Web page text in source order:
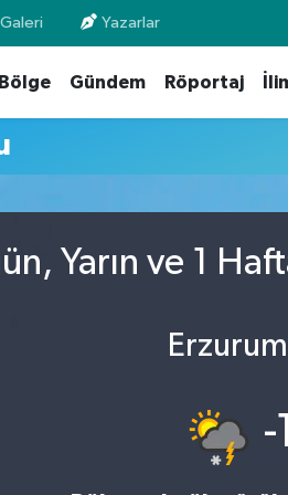
Yazarlar
Bölge Gündem Röportaj
Yarın ve 1
Erzurum
-1